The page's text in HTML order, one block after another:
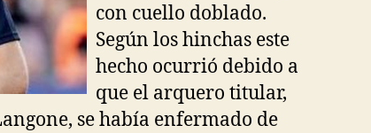
con cuello doblado.
Según los hinchas este
hecho ocurrió debido a
que el arquero titular,
se había enfermado de